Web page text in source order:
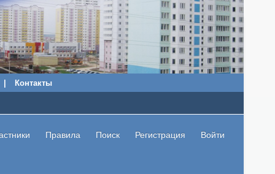
Контакты
Правила Поиск Регистрация Войти